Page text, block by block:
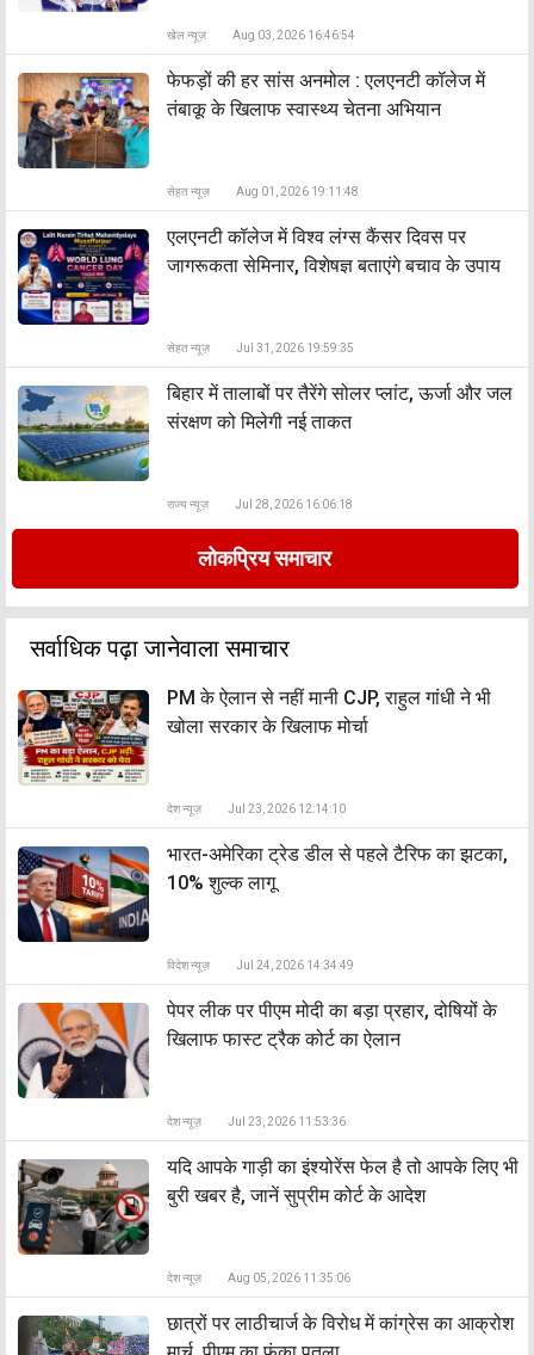
खेल न्यूज़ Aug 03, 2026 16:46:54
फेफड़ों की हर सांस अनमोल : एलएनटी कॉलेज में
तंबाकू के खिलाफ स्वास्थ्य चेतना अभियान
सेहत न्यूज़ Aug 01, 2026 19:11:48
एलएनटी कॉलेज में विश्व लंग्स कैंसर दिवस पर
जागरूकता सेमिनार, विशेषज्ञ बताएंगे बचाव के उपाय
सेहत न्यूज़ Jul 31, 2026 19:59:35
बिहार में तालाबों पर तैरेंगे सोलर प्लांट, ऊर्जा और जल
संरक्षण को मिलेगी नई ताकत
राज्य न्यूज़ Jul 28, 2026 16:06:18
लोकप्रिय समाचार
सर्वाधिक पढ़ा जानेवाला समाचार
PM के ऐलान से नहीं मानी CJP, राहुल गांधी ने भी
खोला सरकार के खिलाफ मोर्चा
देश न्यूज़ Jul 23, 2026 12:14:10
भारत-अमेरिका ट्रेड डील से पहले टैरिफ का झटका,
10% शुल्क लागू
विदेश न्यूज़ Jul 24, 2026 14:34:49
पेपर लीक पर पीएम मोदी का बड़ा प्रहार, दोषियों के
खिलाफ फास्ट ट्रैक कोर्ट का ऐलान
देश न्यूज़ Jul 23, 2026 11:53:36
यदि आपके गाड़ी का इंश्योरेंस फेल है तो आपके लिए भी
बुरी खबर है, जानें सुप्रीम कोर्ट के आदेश
देश न्यूज़ Aug 05, 2026 11:35:06
छात्रों पर लाठीचार्ज के विरोध में कांग्रेस का आक्रोश